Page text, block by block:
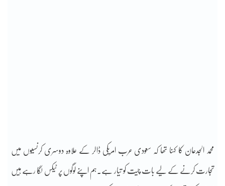
محمد الجدعان کا کہنا تھا کہ سعودی عرب امریکی ڈالر کے علاوہ دوسری کرنسیوں میں
تجارت کرنے کے لیے بات چیت کو تیار ہے۔ہم اپنے لوگوں پر ٹیکس لگا رہے ہیں